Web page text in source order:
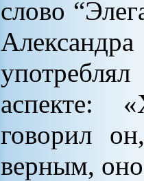
слово
аспекте:
говорил
верным,